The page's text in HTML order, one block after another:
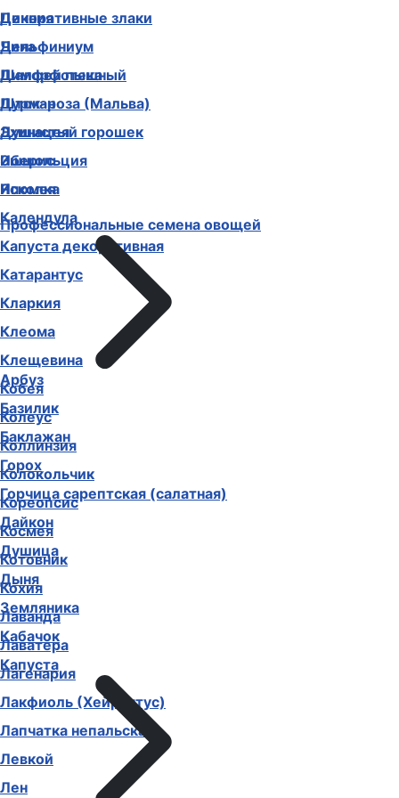
Декоративные злаки
Дельфиниум
Диморфотека
Дурман
Душистый горошек
Иберис
Ипомея
Календула
Капуста декоративная
Катарантус
Кларкия
Клеома
Клещевина
Кобея
Колеус
Коллинзия
Колокольчик
Кореопсис
Космея
Котовник
Кохия
Лаванда
Лаватера
Лагенария
Лакфиоль (Хейрантус)
Лапчатка непальская
Левкой
Лен
Цинния
Чина
Шалфей пышный
Шток-роза (Мальва)
Эхинацея
Эшшольция
Ясколка
Профессиональные семена овощей
Арбуз
Базилик
Баклажан
Горох
Горчица сарептская (салатная)
Дайкон
Душица
Дыня
Земляника
Кабачок
Капуста